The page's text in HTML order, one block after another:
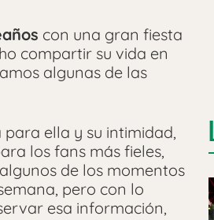
con una gran fiesta
compartir su vida en
algunas de las
ella y su intimidad,
los fans más fieles,
de los momentos
pero con lo
esa información,